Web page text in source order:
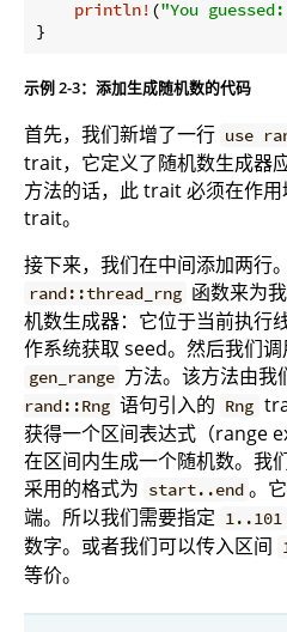
println! ("You
}
示例 2-3：添加生成随机数的代码
首先，我们新增了一行 use
trait，它定义了随机数生成器
方法的话，此 trait 必须在作
trait。
接下来，我们在中间添加两行
rand::thread_rng 函数来为
机数生成器：它位于当前执行
作系统获取 seed。然后我们
gen_range 方法。该方法由我
rand::Rng 语句引入的 Rng
获得一个区间表达式（range
在区间内生成一个随机数。我
采用的格式为 start..end 。
端。所以我们需要指定 1..101
数字。或者我们可以传入区间
等价。